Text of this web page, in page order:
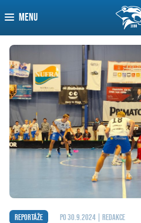
MENU
Reportáže po 30.9.2024 | redakce